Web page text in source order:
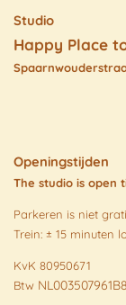
Studio
Happy Place
Openingstijden
The studio is open
Parkeren is niet
Trein: ± 15 minuten
KvK 80950671
Btw